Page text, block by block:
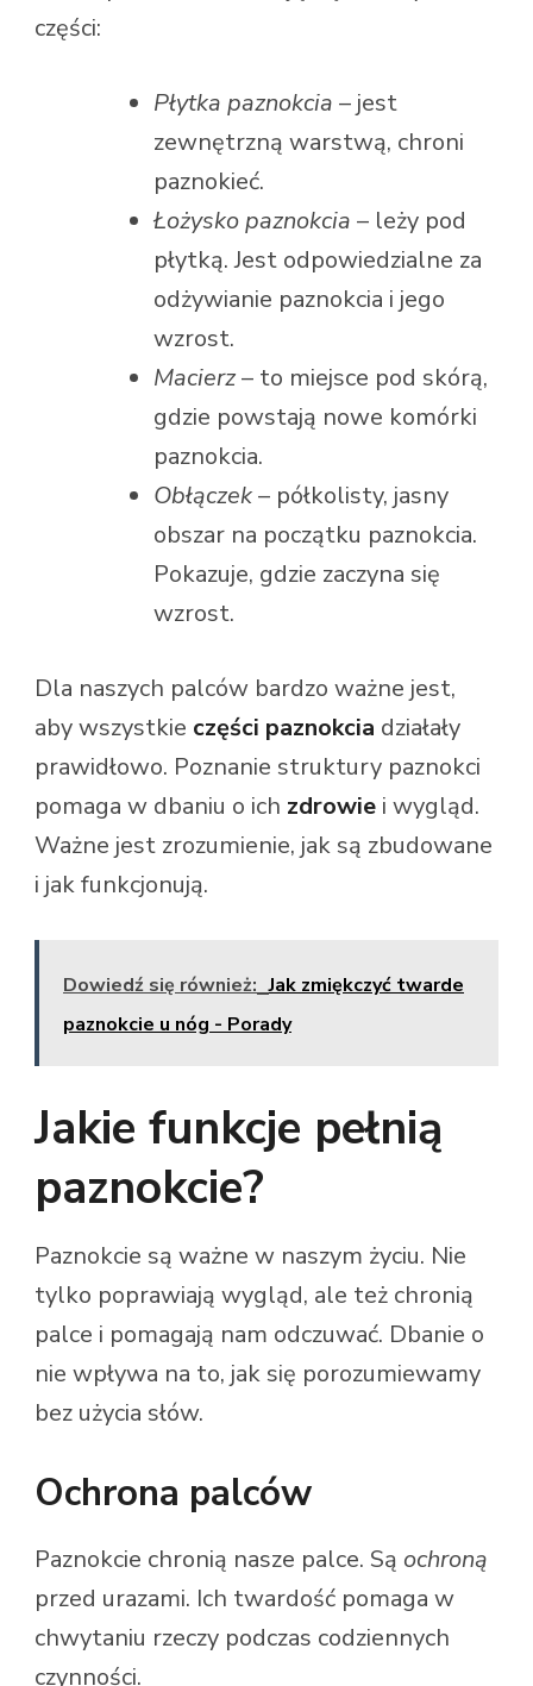
części:
Płytka paznokcia – jest
zewnętrzną warstwą, chroni
paznokieć.
Łożysko paznokcia – leży pod
płytką. Jest odpowiedzialne za
odżywianie paznokcia i jego
wzrost.
Macierz– to miejsce pod skórą,
gdzie powstają nowe komórki
paznokcia.
Obłączek– półkolisty, jasny
obszar na początku paznokcia.
Pokazuje, gdzie zaczyna się
wzrost.
Dla naszych palców bardzo ważne jest,
aby wszystkie części paznokcia działały
prawidłowo. Poznanie struktury paznokci
pomaga w dbaniu o ich zdrowie i wygląd.
Ważne jest zrozumienie, jak są zbudowane
i jak funkcjonują.
Dowiedź się również: Jak zmiękczyć twarde
paznokcie u nóg - Porady
Jakie funkcje pełnią
paznokcie?
Paznokcie są ważne w naszym życiu. Nie
tylko poprawiają wygląd, ale też chronią
palce i pomagają nam odczuwać. Dbanie o
nie wpływa na to, jak się porozumiewamy
bez użycia słów.
Ochrona palców
Paznokcie chronią nasze palce. Są ochroną
przed urazami. Ich twardość pomaga w
chwytaniu rzeczy podczas codziennych
czynności.